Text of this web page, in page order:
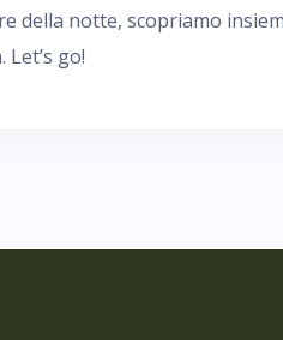
della notte, scopriamo
go!